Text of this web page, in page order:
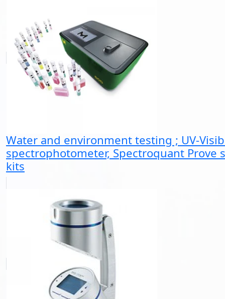
Water and environment testing ; UV-
spectrophotometer, Spectroquant Prove
kits